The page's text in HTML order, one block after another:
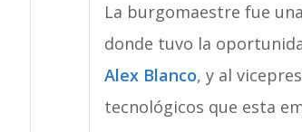
La burgomaestre fue
donde tuvo la
Alex Blanco, y al
tecnológicos que esta